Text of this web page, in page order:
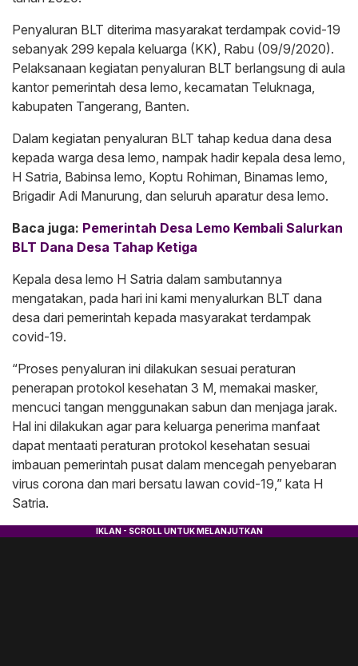
Penyaluran BLT diterima masyarakat terdampak covid-19
sebanyak 299 kepala keluarga (KK), Rabu (09/9/2020).
Pelaksanaan kegiatan penyaluran BLT berlangsung di aula
kantor pemerintah desa lemo, kecamatan Teluknaga,
kabupaten Tangerang, Banten.
Dalam kegiatan penyaluran BLT tahap kedua dana desa
kepada warga desa lemo, nampak hadir kepala desa lemo,
H Satria, Babinsa lemo, Koptu Rohiman, Binamas lemo,
Brigadir Adi Manurung, dan seluruh aparatur desa lemo.
Baca juga: Pemerintah Desa Lemo Kembali Salurkan
BLT Dana Desa Tahap Ketiga
Kepala desa lemo H Satria dalam sambutannya
mengatakan, pada hari ini kami menyalurkan BLT dana
desa dari pemerintah kepada masyarakat terdampak
covid-19.
“Proses penyaluran ini dilakukan sesuai peraturan
penerapan protokol kesehatan 3 M, memakai masker,
mencuci tangan menggunakan sabun dan menjaga jarak.
Hal ini dilakukan agar para keluarga penerima manfaat
dapat mentaati peraturan protokol kesehatan sesuai
imbauan pemerintah pusat dalam mencegah penyebaran
virus corona dan mari bersatu lawan covid-19,” kata H
Satria.